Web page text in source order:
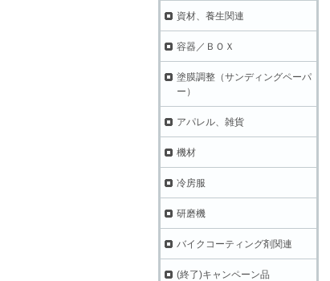
資材、養生関連
容器／ＢＯＸ
塗膜調整（サンディングペーパ
ー）
アパレル、雑貨
機材
冷房服
研磨機
バイクコーティング剤関連
(終了)キャンペーン品